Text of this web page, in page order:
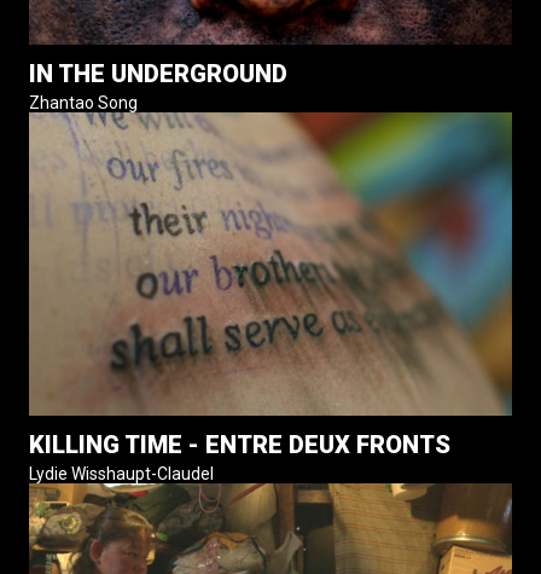
IN THE UNDERGROUND
Zhantao Song
KILLING TIME - ENTRE DEUX FRONTS
Lydie Wisshaupt-Claudel